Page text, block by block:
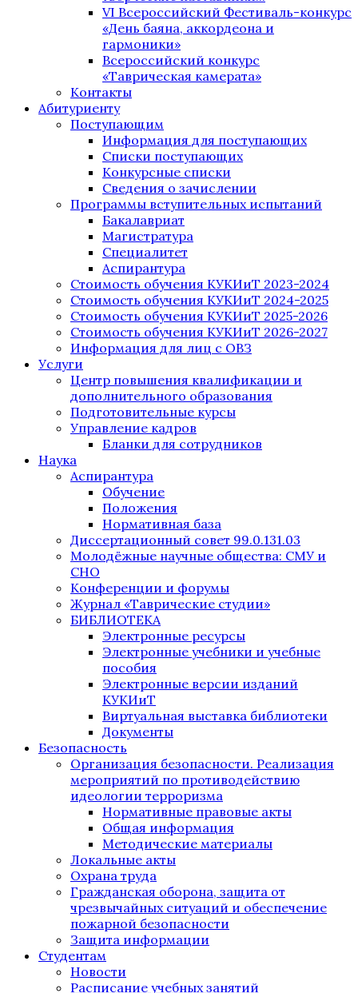
VI Всероссийский Фестиваль-конкурс
«День баяна, аккордеона и
гармоники»
Всероссийский конкурс
«Таврическая камерата»
Контакты
Абитуриенту
Поступающим
Информация для поступающих
Списки поступающих
Конкурсные списки
Сведения о зачислении
Программы вступительных испытаний
Бакалавриат
Магистратура
Специалитет
Аспирантура
Стоимость обучения КУКИиТ 2023-2024
Стоимость обучения КУКИиТ 2024-2025
Стоимость обучения КУКИиТ 2025-2026
Стоимость обучения КУКИиТ 2026-2027
Информация для лиц с ОВЗ
Услуги
Центр повышения квалификации и
дополнительного образования
Подготовительные курсы
Управление кадров
Бланки для сотрудников
Наука
Аспирантура
Обучение
Положения
Нормативная база
Диссертационный совет 99.0.131.03
Молодёжные научные общества: СМУ и
СНО
Конференции и форумы
Журнал «Таврические студии»
БИБЛИОТЕКА
Электронные ресурсы
Электронные учебники и учебные
пособия
Электронные версии изданий
КУКИиТ
Виртуальная выставка библиотеки
Документы
Безопасность
Организация безопасности. Реализация
мероприятий по противодействию
идеологии терроризма
Нормативные правовые акты
Общая информация
Методические материалы
Локальные акты
Охрана труда
Гражданская оборона, защита от
чрезвычайных ситуаций и обеспечение
пожарной безопасности
Защита информации
Студентам
Новости
Расписание учебных занятий